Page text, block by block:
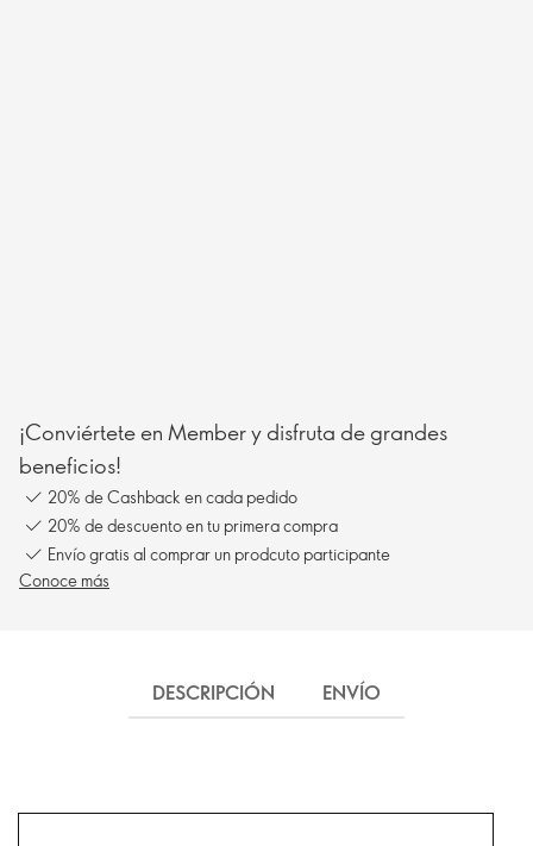
¡Conviértete en Member y disfruta de grandes
beneficios!
20% de Cashback en cada pedido
20% de descuento en tu primera compra
Envío gratis al comprar un prodcuto participante
Conoce más
DESCRIPCIÓN ENVÍO